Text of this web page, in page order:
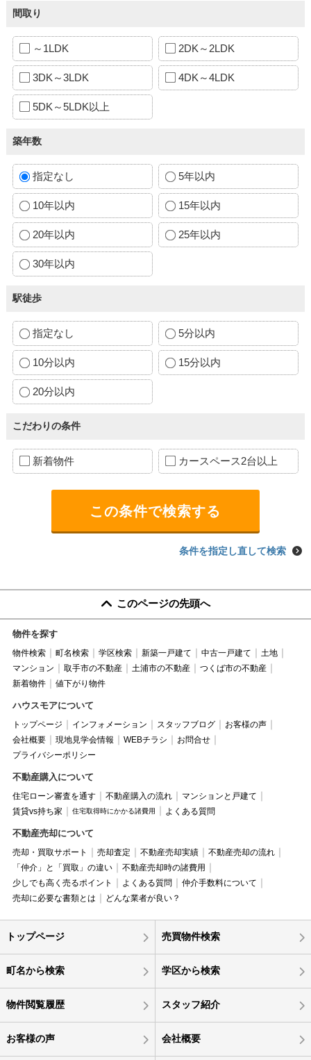
間取り
～1LDK 2DK～2LDK
3DK～3LDK 4DK～4LDK
5DK～5LDK以上
築年数
指定なし 5年以内
10年以内 15年以内
20年以内 25年以内
30年以内
駅徒歩
指定なし 5分以内
10分以内 15分以内
20分以内
こだわりの条件
新着物件 カースペース2台以上
条件を指定し直して検索
このページの先頭へ
物件を探す
物件検索 町名検索 学区検索 新築一戸建て 中古一戸建て
土地
マンション
取手市の不動産 土浦市の不動産
つくば市の不動産
新着物件
値下がり物件
ハウスモアについて
トップページ インフォメーション スタッフブログ
お客様の声
会社概要
現地見学会情報 WEBチラシ
お問合せ
プライバシーポリシー
不動産購入について
住宅ローン審査を通す 不動産購入の流れ
マンションと戸建て
賃貸vs持ち家
住宅取得時にかかる諸費用 よくある質問
不動産売却について
売却・買取サポート 売却査定 不動産売却実績
不動産売却の流れ
「仲介」と「買取」の違い
不動産売却時の諸費用
少しでも高く売るポイント
よくある質問
仲介手数料について
売却に必要な書類とは
どんな業者が良い？
トップページ 売買物件検索
町名から検索 学区から検索
物件閲覧履歴 スタッフ紹介
お客様の声 会社概要